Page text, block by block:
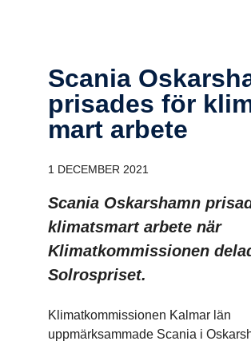
Scania Oskars­hamn
prisades för
mart arbete
1 DECEMBER 2021
Scania Oskarshamn
klimatsmart arbete när
Klimatkommissionen
Solrospriset.
Klimatkommissionen Kalmar län
uppmärksammade Scania i